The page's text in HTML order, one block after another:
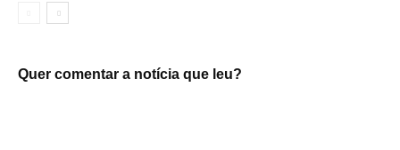
Quer comentar a notícia que leu?